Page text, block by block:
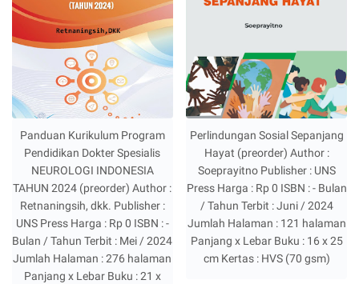
Panduan Kurikulum Program
Pendidikan Dokter Spesialis
NEUROLOGI INDONESIA
TAHUN 2024 (preorder) Author :
Retnaningsih, dkk. Publisher :
UNS Press Harga : Rp 0 ISBN : -
Bulan / Tahun Terbit : Mei / 2024
Jumlah Halaman : 276 halaman
Panjang x Lebar Buku : 21 x
Perlindungan Sosial Sepanjang
Hayat (preorder) Author :
Soeprayitno Publisher : UNS
Press Harga : Rp 0 ISBN : - Bulan
/ Tahun Terbit : Juni / 2024
Jumlah Halaman : 121 halaman
Panjang x Lebar Buku : 16 x 25
cm Kertas : HVS (70 gsm)